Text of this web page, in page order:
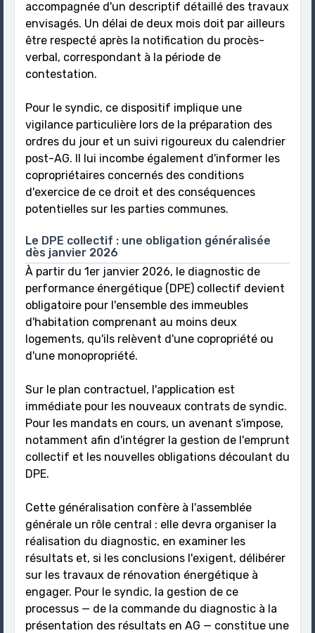
accompagnée d'un descriptif détaillé des travaux
envisagés. Un délai de deux mois doit par ailleurs
être respecté après la notification du procès-
verbal, correspondant à la période de
contestation.
Pour le syndic, ce dispositif implique une
vigilance particulière lors de la préparation des
ordres du jour et un suivi rigoureux du calendrier
post-AG. Il lui incombe également d'informer les
copropriétaires concernés des conditions
d'exercice de ce droit et des conséquences
potentielles sur les parties communes.
Le DPE collectif : une obligation généralisée
dès janvier 2026
À partir du 1er janvier 2026, le diagnostic de
performance énergétique (DPE) collectif devient
obligatoire pour l'ensemble des immeubles
d'habitation comprenant au moins deux
logements, qu'ils relèvent d'une copropriété ou
d'une monopropriété.
Sur le plan contractuel, l'application est
immédiate pour les nouveaux contrats de syndic.
Pour les mandats en cours, un avenant s'impose,
notamment afin d'intégrer la gestion de l'emprunt
collectif et les nouvelles obligations découlant du
DPE.
Cette généralisation confère à l'assemblée
générale un rôle central : elle devra organiser la
réalisation du diagnostic, en examiner les
résultats et, si les conclusions l'exigent, délibérer
sur les travaux de rénovation énergétique à
engager. Pour le syndic, la gestion de ce
processus — de la commande du diagnostic à la
présentation des résultats en AG — constitue une